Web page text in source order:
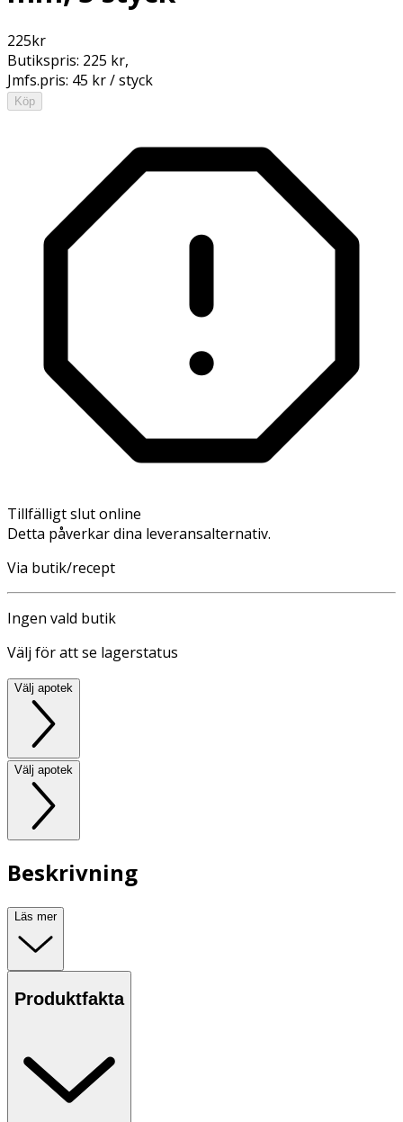
225kr
Butikspris: 225 kr,
Jmfs.pris: 45 kr / styck
Köp
Tillfälligt slut online
Detta påverkar dina leveransalternativ.
Via butik/recept
Ingen vald butik
Välj för att se lagerstatus
Välj apotek
Välj apotek
Beskrivning
Läs mer
Produktfakta